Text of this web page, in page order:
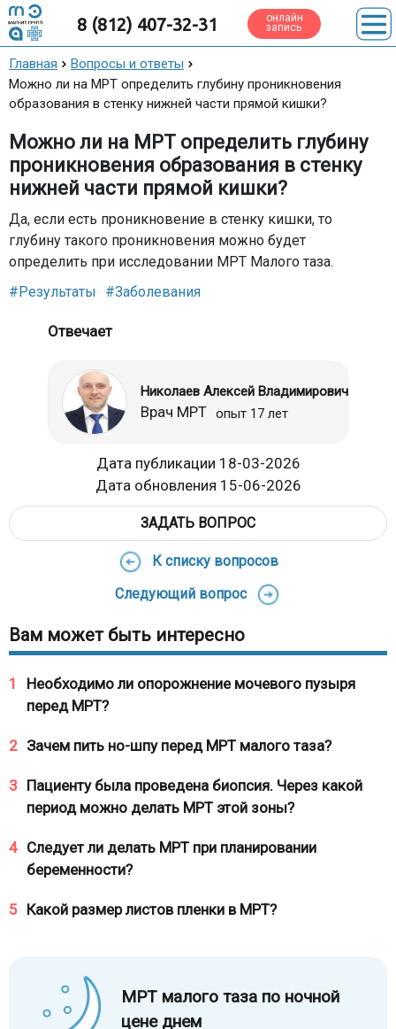
8 (812) 407-32-31 онлайн
запись
Главная
Вопросы и ответы
Можно ли на МРТ определить глубину проникновения
образования в стенку нижней части прямой кишки?
МРТ малого таза по ночной
цене днем
Можно ли на МРТ определить глубину
проникновения образования в стенку
нижней части прямой кишки?
Да, если есть проникновение в стенку кишки, то
глубину такого проникновения можно будет
определить при исследовании МРТ Малого таза.
#Результаты
#Заболевания
Отвечает
Николаев Алексей Владимирович
Врач МРТ опыт 17 лет
Дата публикации 18-03-2026
Дата обновления 15-06-2026
ЗАДАТЬ ВОПРОС
К списку вопросов
Следующий вопрос
Вам может быть интересно
1
Необходимо ли опорожнение мочевого пузыря
перед МРТ?
2 Зачем пить но-шпу перед МРТ малого таза?
3 Пациенту была проведена биопсия. Через какой
период можно делать МРТ этой зоны?
4 Следует ли делать МРТ при планировании
беременности?
5 Какой размер листов пленки в МРТ?